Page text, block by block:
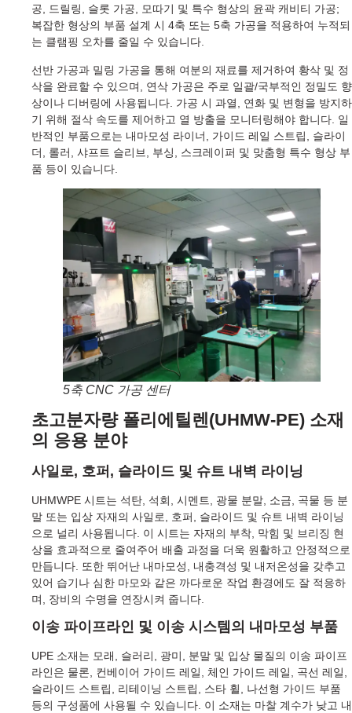
공, 드릴링, 슬롯 가공, 모따기 및 특수 형상의 윤곽 캐비티 가공;
복잡한 형상의 부품 설계 시 4축 또는 5축 가공을 적용하여 누적되
는 클램핑 오차를 줄일 수 있습니다.
선반 가공과 밀링 가공을 통해 여분의 재료를 제거하여 황삭 및 정
삭을 완료할 수 있으며, 연삭 가공은 주로 일괄/국부적인 정밀도 향
상이나 디버링에 사용됩니다. 가공 시 과열, 연화 및 변형을 방지하
기 위해 절삭 속도를 제어하고 열 방출을 모니터링해야 합니다. 일
반적인 부품으로는 내마모성 라이너, 가이드 레일 스트립, 슬라이
더, 롤러, 샤프트 슬리브, 부싱, 스크레이퍼 및 맞춤형 특수 형상 부
품 등이 있습니다.
5축 CNC 가공 센터
초고분자량 폴리에틸렌(UHMW-PE) 소재
의 응용 분야
사일로, 호퍼, 슬라이드 및 슈트 내벽 라이닝
UHMWPE 시트는 석탄, 석회, 시멘트, 광물 분말, 소금, 곡물 등 분
말 또는 입상 자재의 사일로, 호퍼, 슬라이드 및 슈트 내벽 라이닝
으로 널리 사용됩니다. 이 시트는 자재의 부착, 막힘 및 브리징 현
상을 효과적으로 줄여주어 배출 과정을 더욱 원활하고 안정적으로
만듭니다. 또한 뛰어난 내마모성, 내충격성 및 내저온성을 갖추고
있어 습기나 심한 마모와 같은 까다로운 작업 환경에도 잘 적응하
며, 장비의 수명을 연장시켜 줍니다.
이송 파이프라인 및 이송 시스템의 내마모성 부품
UPE 소재는 모래, 슬러리, 광미, 분말 및 입상 물질의 이송 파이프
라인은 물론, 컨베이어 가이드 레일, 체인 가이드 레일, 곡선 레일,
슬라이드 스트립, 리테이닝 스트립, 스타 휠, 나선형 가이드 부품
등의 구성품에 사용될 수 있습니다. 이 소재는 마찰 계수가 낮고 내